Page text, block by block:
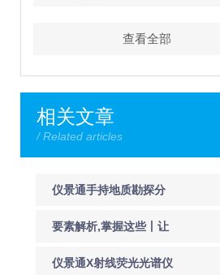
查看全部
相关文章
/ Related articles
仪景通手持地质勘探分
析仪助力矿产勘探
要素解析,掌握这些丨让
手持XRF分析仪更准确
仪景通X射线荧光光谱仪